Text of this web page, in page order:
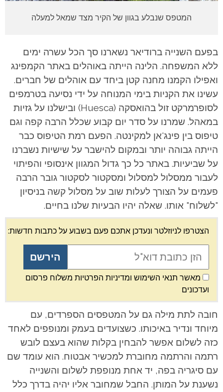
המטפס שנבלע בגוון של הקיר מצד שמאל למעלה
בפעם השנייה ברודיאר נשארנו סך הכל עשרה ימים
ללא המשפחה. הלינה הייתה באוהלים באתר הקמפינג
ואפילו הקמנו מחנה קטן ביחד עם אוהלים של חברים.
עשינו את הקניות בימי המנוחה על ידי נסיעה בטרמפים
לסופרמרקט זול בהואסקה (Huesca) ובישלנו על גזיות
במאהל. שמרנו על סדר יום קבוע שכלל הרבה קפה וגם
טיפוס בין פינג'אן למקינטה. הפעם רמת הטיפוס כבר
הייתה גבוהה יותר ובמקום להישבר על שישיות נשברנו
על שביעיות. באתר כל כך גדול המגוון אינסופי והפיתוי
לעבור ממסלול למסלול ומסקטור לסקטור גובר הרבה
פעמים על הצורך לעלות שוב על מסלול קשה בניסיון
"לשלוח" אותו. שאלה יהיו הבעיות שלנו בחיים.
הצטרפו לניוזלטר ונעדכן אתכם פעם בשבוע על כתבות חדשות:
מאשר תנאי השימוש ומדיניות הפרטיות משלוח פרסום
ועדכונים
חובה לתת מילה גם על המטפסים הספרדים, עם
מיוחד ונדיר באיכותו. כשצועדים בעמק ומנופפים לאחד
כזה לשלום אפשר להבחין בקלות שהוא בעצם לובש
רתמה והרתמה מחוברת למכשיר אבטוח. הוא עומד שם
עם סיגריה בפה, יד אחת מנופפת לשלום והשנייה
נשענת על המותן. החבל שמחובר אליו יהיה בדרך כלל